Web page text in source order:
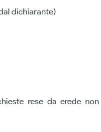
dichiarante)
rese da erede non